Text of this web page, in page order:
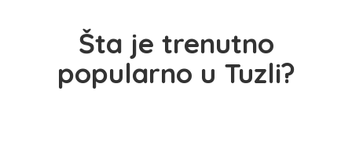
Šta je trenutno
popularno u Tuzli?